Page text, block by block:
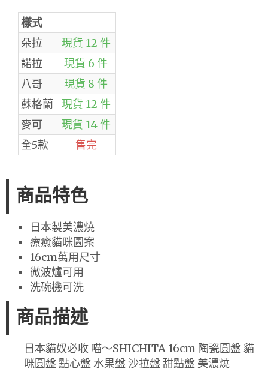
樣式
朵拉
現貨 12 件
諾拉
現貨 6 件
八哥
現貨 8 件
蘇格蘭
現貨 12 件
麥可
現貨 14 件
全5款
售完
商品特色
日本製美濃燒
療癒貓咪圖案
16cm萬用尺寸
微波爐可用
洗碗機可洗
商品描述
日本貓奴必收 喵～SHICHITA 16cm 陶瓷圓盤 貓
咪圓盤 點心盤 水果盤 沙拉盤 甜點盤 美濃燒